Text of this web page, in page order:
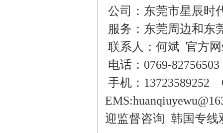
公司：东莞市星辰
服务：东莞周边和东
联系人：何斌 官方
电话：0769-82756503
手机：13723589252
迎监督咨询 韩国专线